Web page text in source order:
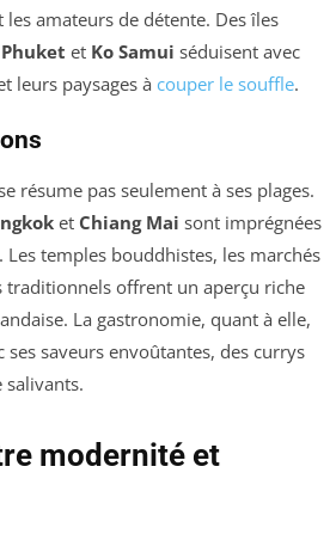
amateurs de détente. Des îles
Phuket et Ko Samui séduisent avec
leurs paysages à couper le souffle.
résume pas seulement à ses plages.
et Chiang Mai sont imprégnées
Les temples bouddhistes, les marchés
traditionnels offrent un aperçu riche
La gastronomie, quant à elle,
ses saveurs envoûtantes, des currys
salivants.
modernité et